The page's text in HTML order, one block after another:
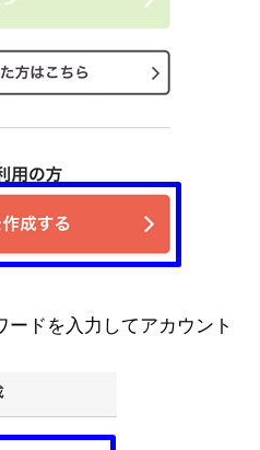
ドを入力してアカウント